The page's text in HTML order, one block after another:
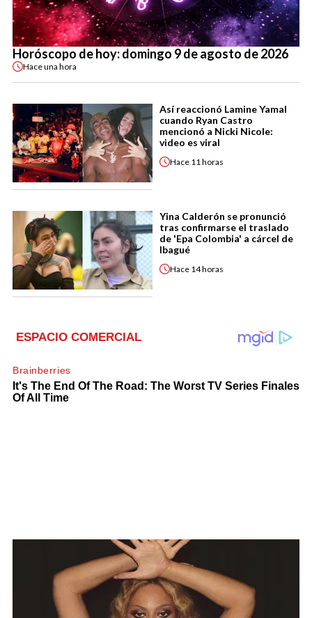
Horóscopo de hoy: domingo 9 de agosto de 2026
Haceuna hora
Así reaccionó Lamine Yamal
cuando Ryan Castro
mencionó a Nicki Nicole:
video es viral
Hace 11 horas
Yina Calderón se pronunció
tras confirmarse el traslado
de 'Epa Colombia' a cárcel de
Ibagué
Hace 14 horas